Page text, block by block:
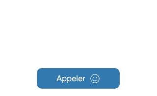
Appeler